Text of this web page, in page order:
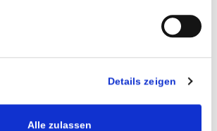
Details zeigen
Alle zulassen
übertragen werden. Es werden keine
vor Ihrem Login bzw. nach Ihrem Logout